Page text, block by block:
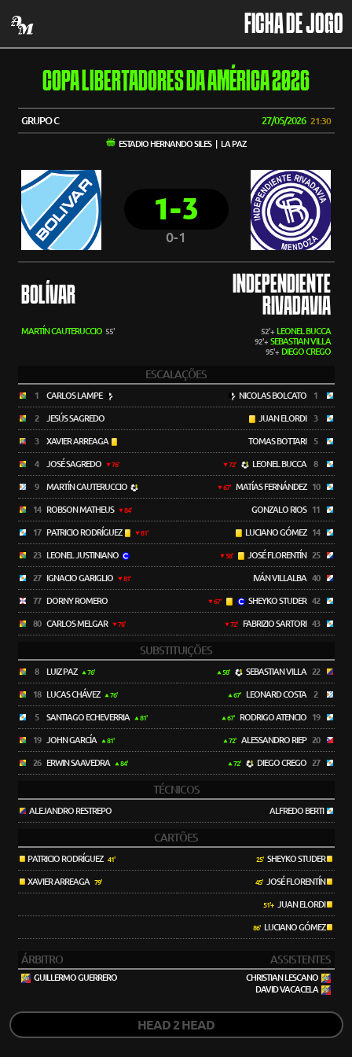
FICHA DE JOGO
COPA LIBERTADORES DA AMÉRICA 2026
GRUPO C 27/05/2026 21:30
ESTADIO HERNANDO SILES | LA PAZ
1-3
0-1
BOLÍVAR
INDEPENDIENTE
RIVADAVIA
MARTÍN CAUTERUCCIO 55' 52'+ LEONEL BUCCA
92'+SEBASTIAN VILLA
95'+ DIEGO CREGO
ESCALAÇÕES
1 CARLOS LAMPE
2 JESÚS SAGREDO
3 XAVIER ARREAGA
4 JOSÉ SAGREDO 76'
9 MARTÍN CAUTERUCCIO
14 ROBSON MATHEUS 84'
17 PATRICIO RODRÍGUEZ 81'
23 LEONEL JUSTINIANO
27 IGNACIO GARIGLIO 81'
77 DORNY ROMERO
80 CARLOS MELGAR 76'
NICOLAS BOLCATO 1
JUAN ELORDI 3
TOMAS BOTTARI 5
72' LEONEL BUCCA 8
67' MATÍAS FERNÁNDEZ 10
GONZALO RIOS 11
LUCIANO GÓMEZ 14
58' JOSÉ FLORENTÍN 25
IVÁN VILLALBA 40
67' SHEYKO STUDER 42
72' FABRIZIO SARTORI 43
SUBSTITUIÇÕES
8 LUIZ PAZ 76'
18 LUCAS CHÁVEZ 76'
5 SANTIAGO ECHEVERRIA 81'
19 JOHN GARCÍA 81'
26 ERWIN SAAVEDRA 84'
58' SEBASTIAN VILLA 22
67' LEONARD COSTA 2
67' RODRIGO ATENCIO 19
72' ALESSANDRO RIEP 20
72' DIEGO CREGO 27
TÉCNICOS
ALEJANDRO RESTREPO ALFREDO BERTI
CARTÕES
PATRICIO RODRÍGUEZ 41'
XAVIER ARREAGA 79'
25'SHEYKO STUDER
45'JOSÉ FLORENTÍN
51'+JUAN ELORDI
86'LUCIANO GÓMEZ
ÁRBITRO ASSISTENTES
GUILLERMO GUERRERO
CHRISTIAN LESCANO
DAVID VACACELA
HEAD 2 HEAD